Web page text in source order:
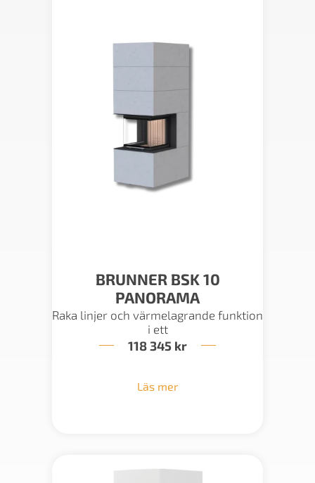
BRUNNER BSK 10
PANORAMA
Raka linjer och värmelagrande funktion
i ett
118 345 kr
Läs mer